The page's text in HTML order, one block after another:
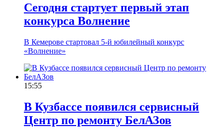
Сегодня стартует первый этап
конкурса Волнение
В Кемерове стартовал 5-й юбилейный конкурс
«Волнение»
15:55
В Кузбассе появился сервисный
Центр по ремонту БелАЗов